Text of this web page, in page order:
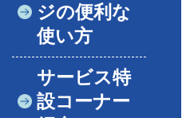
ジの便利な
使い方
サービス特
設コーナー